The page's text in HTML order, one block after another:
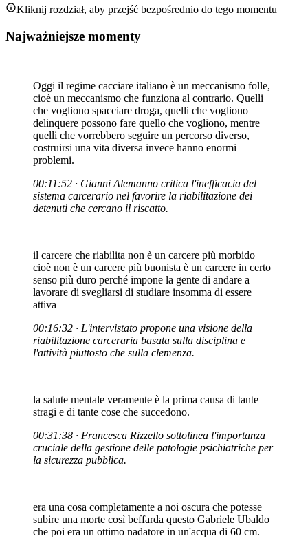
Kliknij rozdział, aby przejść bezpośrednio do tego momentu
Najważniejsze momenty
Oggi il regime cacciare italiano è un meccanismo folle,
cioè un meccanismo che funziona al contrario. Quelli
che vogliono spacciare droga, quelli che vogliono
delinquere possono fare quello che vogliono, mentre
quelli che vorrebbero seguire un percorso diverso,
costruirsi una vita diversa invece hanno enormi
problemi.
00:11:52 · Gianni Alemanno critica l'inefficacia del
sistema carcerario nel favorire la riabilitazione dei
detenuti che cercano il riscatto.
il carcere che riabilita non è un carcere più morbido
cioè non è un carcere più buonista è un carcere in certo
senso più duro perché impone la gente di andare a
lavorare di svegliarsi di studiare insomma di essere
attiva
00:16:32 · L'intervistato propone una visione della
riabilitazione carceraria basata sulla disciplina e
l'attività piuttosto che sulla clemenza.
la salute mentale veramente è la prima causa di tante
stragi e di tante cose che succedono.
00:31:38 · Francesca Rizzello sottolinea l'importanza
cruciale della gestione delle patologie psichiatriche per
la sicurezza pubblica.
era una cosa completamente a noi oscura che potesse
subire una morte così beffarda questo Gabriele Ubaldo
che poi era un ottimo nadatore in un'acqua di 60 cm.